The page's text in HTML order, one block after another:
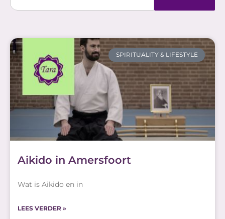
SPIRITUALITY & LIFESTYLE
Aikido in Amersfoort
Wat is Aikido en in
LEES VERDER »